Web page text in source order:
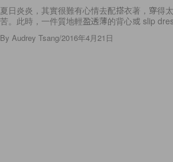
夏日炎炎，其實很難有心情去配搭衣著，穿得
苦。此時，一件質地輕盈透薄的背心或 slip
By Audrey Tsang/2016年4月21日